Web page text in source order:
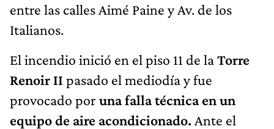
entre las calles Aimé Paine y Av. de los
Italianos.
El incendio inició en el piso 11 de laTorre
Renoir II pasado el mediodía y fue
provocado por una falla técnica en un
equipo de aire acondicionado. Ante el